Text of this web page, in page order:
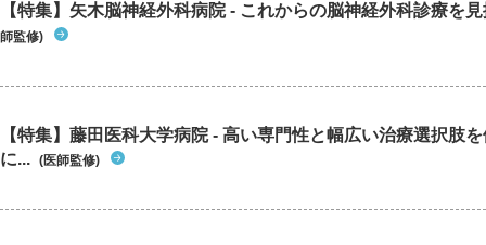
【特集】矢木脳神経外科病院 - これからの脳神経外科診療を
師監修)
【特集】藤田医科大学病院 - 高い専門性と幅広い治療選択肢
に... (医師監修)